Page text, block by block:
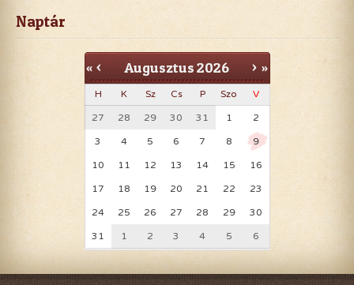
Naptár
« < Augusztus2026 > »
H K Sz Cs P Szo V
27 28 29 30 31 1 2
3 4 5 6 7 8 9
10 11 12 13 14 15 16
17 18 19 20 21 22 23
24 25 26 27 28 29 30
31 1 2 3 4 5 6